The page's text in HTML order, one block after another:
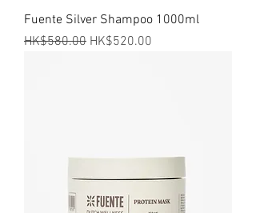
Fuente Silver Shampoo 1000ml
一般價格
HK$580.00 促銷價格
HK$520.00